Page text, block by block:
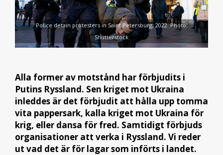
Police detain protesters in Saint Petersburg, 2022. Photo:
Shutterstock
Alla former av motstånd har förbjudits i
Putins Ryssland. Sen kriget mot Ukraina
inleddes är det förbjudit att hålla upp tomma
vita pappersark, kalla kriget mot Ukraina för
krig, eller dansa för fred. Samtidigt förbjuds
organisationer att verka i Ryssland. Vi reder
ut vad det är för lagar som införts i landet.